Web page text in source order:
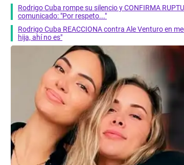
Rodrigo Cuba rompe su silencio y CONFIRMA
comunicado: "Por respeto..."
Rodrigo Cuba REACCIONA contra Ale Venturo en
hija, ahí no es"